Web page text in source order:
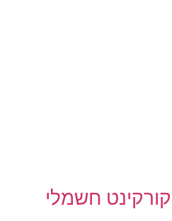
חשמלי